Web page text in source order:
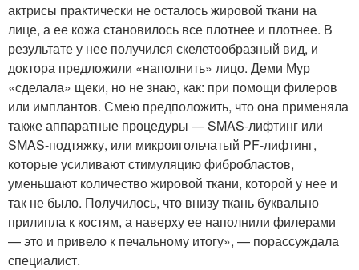
актрисы практически не осталось жировой ткани на
лице, а ее кожа становилось все плотнее и плотнее. В
результате у нее получился скелетообразный вид, и
доктора предложили «наполнить» лицо. Деми Мур
«сделала» щеки, но не знаю, как: при помощи филеров
или имплантов. Смею предположить, что она применяла
также аппаратные процедуры — SMAS-лифтинг или
SMAS-подтяжку, или микроигольчатый PF-лифтинг,
которые усиливают стимуляцию фибробластов,
уменьшают количество жировой ткани, которой у нее и
так не было. Получилось, что внизу ткань буквально
прилипла к костям, а наверху ее наполнили филерами
— это и привело к печальному итогу», — порассуждала
специалист.